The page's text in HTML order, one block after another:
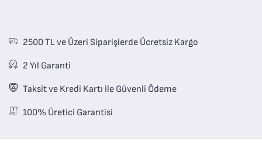
2500 TL ve Üzeri Siparişlerde Ücretsiz Kargo
2 Yıl Garanti
Taksit ve Kredi Kartı ile Güvenli Ödeme
100% Üretici Garantisi